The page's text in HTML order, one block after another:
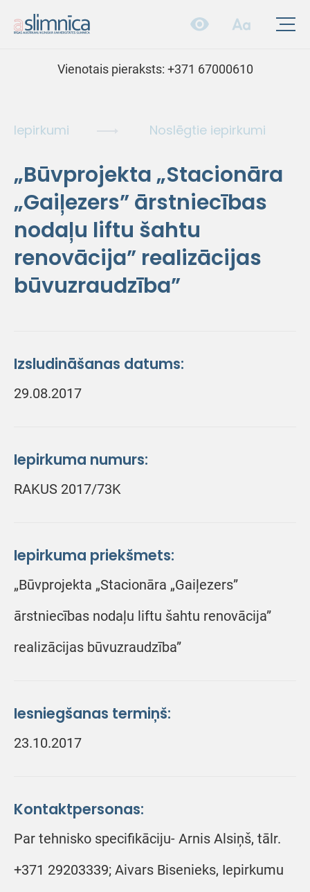
Vienotais pieraksts: +371 67000610
Iepirkumi Noslēgtie iepirkumi
„Būvprojekta „Stacionāra
„Gaiļezers” ārstniecības
nodaļu liftu šahtu
renovācija” realizācijas
būvuzraudzība”
Izsludināšanas datums:
29.08.2017
Iepirkuma numurs:
RAKUS 2017/73K
Iepirkuma priekšmets:
„Būvprojekta „Stacionāra „Gaiļezers”
ārstniecības nodaļu liftu šahtu renovācija”
realizācijas būvuzraudzība”
Iesniegšanas termiņš:
23.10.2017
Kontaktpersonas:
Par tehnisko specifikāciju- Arnis Alsiņš, tālr.
+371 29203339; Aivars Bisenieks, Iepirkumu